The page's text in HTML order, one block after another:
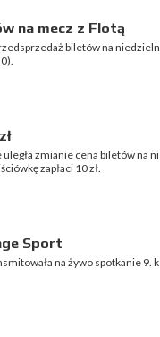
na mecz z Flotą
biletów na
uległa zmianie cena biletów na
zapłaci 10 zł.
Sport
na żywo spotkanie 9.